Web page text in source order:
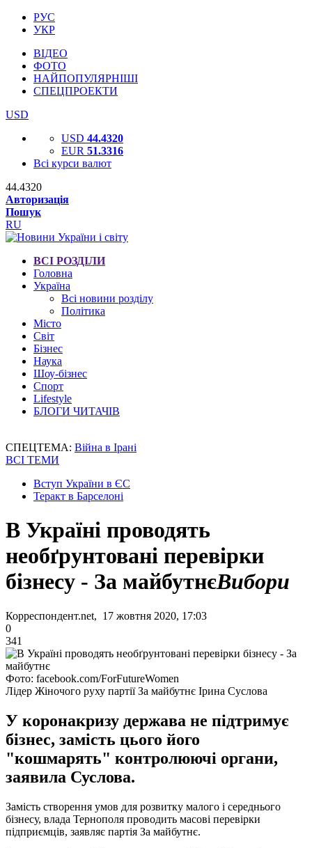
РУС
УКР
ВІДЕО
ФОТО
НАЙПОПУЛЯРНІШІ
СПЕЦПРОЕКТИ
USD
USD 44.4320
EUR 51.3316
Всі курси валют
44.4320
Авторизація
Пошук
RU
ВСІ РОЗДІЛИ
Головна
Україна
Всі новини розділу
Політика
Місто
Світ
Бізнес
Наука
Шоу-бізнес
Спорт
Lifestyle
БЛОГИ ЧИТАЧІВ
СПЕЦТЕМА: Війна в Ірані
ВСІ ТЕМИ
Вступ України в ЄС
Теракт в Барселоні
В Україні проводять
необґрунтовані перевірки
бізнесу - За майбутнєВибори
Корреспондент.net, 17 жовтня 2020, 17:03
0
341
Фото: facebook.com/ForFutureWomen
Лідер Жіночого руху партії За майбутнє Ірина Суслова
У коронакризу держава не підтримує
бізнес, замість цього його
"кошмарять" контролюючі органи,
заявила Суслова.
Замість створення умов для розвитку малого і середнього
бізнесу, влада Тернополя проводить масові перевірки
підприємців, заявляє партія За майбутнє.